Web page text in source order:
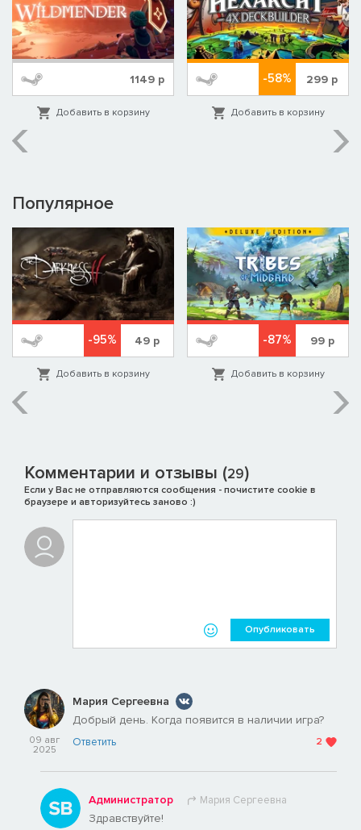
1149 р
Добавить в корзину
-58% 299 р
Добавить в корзину
Популярное
-95% 49 р
Добавить в корзину
-87% 99р
Добавить в корзину
Комментарии и отзывы (29)
Если у Вас не отправляются сообщения - почистите cookie в
браузере и авторизуйтесь заново :)
Опубликовать
09 авг
2025
Мария Сергеевна
Добрый день. Когда появится в наличии игра?
Ответить 2
Администратор Мария Сергеевна
Здравствуйте!